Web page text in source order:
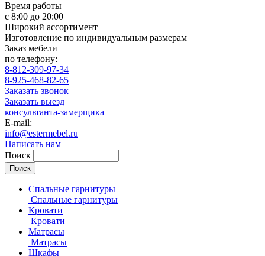
Время работы
с 8:00 до 20:00
Широкий ассортимент
Изготовление по индивидуальным размерам
Заказ мебели
по телефону:
8-812-309-97-34
8-925-468-82-65
Заказать звонок
Заказать выезд
консультанта-замерщика
E-mail:
info@estermebel.ru
Написать нам
Поиск
Спальные гарнитуры
Спальные гарнитуры
Кровати
Кровати
Матрасы
Матрасы
Шкафы